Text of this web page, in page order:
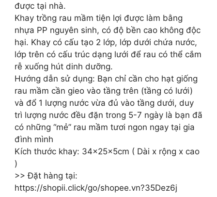
được tại nhà.
Khay trồng rau mầm tiện lợi được làm bằng
nhựa PP nguyên sinh, có độ bền cao không độc
hại. Khay có cấu tạo 2 lớp, lớp dưới chứa nước,
lớp trên có cấu trúc dạng lưới để rau có thể cắm
rễ xuống hút dinh dưỡng.
Hướng dẫn sử dụng: Bạn chỉ cần cho hạt giống
rau mầm cần gieo vào tầng trên (tầng có lưới)
và đổ 1 lượng nước vừa đủ vào tầng dưới, duy
trì lượng nước đều đặn trong 5-7 ngày là bạn đã
có những “mẻ” rau mầm tươi ngon ngay tại gia
đình mình
Kích thước khay: 34x25x5cm ( Dài x rộng x cao
)
>> Đặt hàng tại:
https://shopii.click/go/shopee.vn?35Dez6j